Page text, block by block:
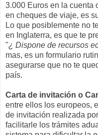
3.000 Euros en la cuenta
en cheques de viaje, es
Lo que posiblemente no
en Inglaterra, es que te
"¿ Dispone de recursos
mas, es un formulario
asegurarse que no te
país.
Carta de invitación o
entre ellos los europeos,
de invitación realizada
facilitarle los trámites